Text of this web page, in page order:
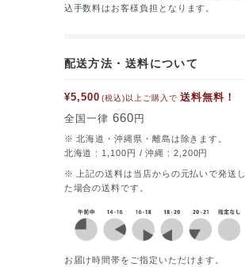
込手数料はお客様負担となります。
配送方法・送料について
¥5,500 (税込)以上ご購入で 送料無料！
全国一律 660 円
※ 北海道・沖縄県・離島は除きます。
北海道 : 1,100円 / 沖縄 : 2,200円
※ 上記の送料は当店からの元払いで発送し
た場合の送料です。
お届け時間帯をご指定いただけます。